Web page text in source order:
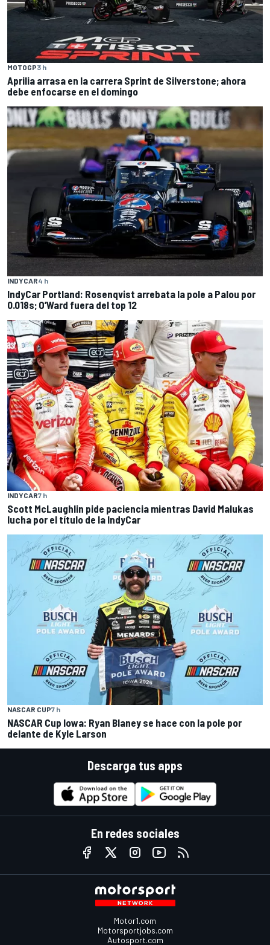
MOTOGP3 h
Aprilia arrasa en la carrera Sprint de Silverstone; ahora
debe enfocarse en el domingo
INDYCAR4 h
IndyCar Portland: Rosenqvist arrebata la pole a Palou por
0.018s; O’Ward fuera del top 12
INDYCAR7 h
Scott McLaughlin pide paciencia mientras David Malukas
lucha por el título de la IndyCar
NASCAR CUP7 h
NASCAR Cup Iowa: Ryan Blaney se hace con la pole por
delante de Kyle Larson
Descarga tus apps
En redes sociales
Motor1.com
Motorsportjobs.com
Autosport.com